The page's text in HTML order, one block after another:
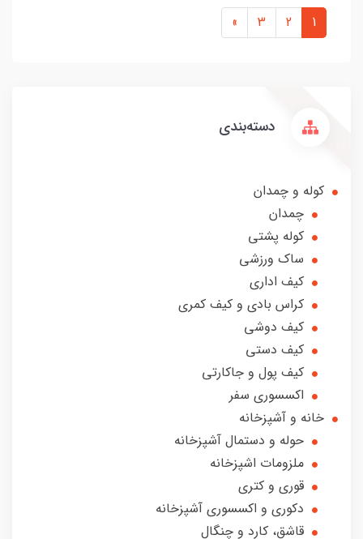
1
2
3
»
دسته‌بندی
کوله و چمدان
چمدان
کوله پشتی
ساک ورزشی
کیف اداری
کراس بادی و کیف کمری
کیف دوشی
کیف دستی
کیف پول و جاکارتی
اکسسوری سفر
خانه و آشپزخانه
حوله و دستمال آشپزخانه
ملزومات اشپزخانه
قوری و کتری
دکوری و‌ اکسسوری آشپزخانه
قاشق، کارد و چنگال